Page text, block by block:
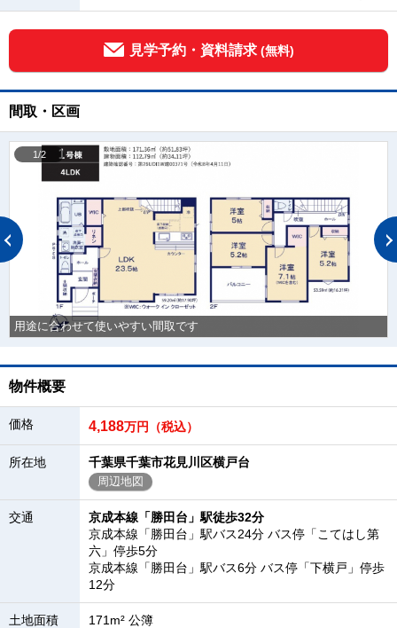
見学予約・資料請求 (無料)
間取・区画
用途に合わせて使いやすい間取です
1/2
物件概要
価格 4,188万円（税込）
所在地 千葉県千葉市花見川区横戸台
周辺地図
交通
京成本線「勝田台」駅徒歩32分
京成本線「勝田台」駅バス24分 バス停「こてはし第
六」停歩5分
京成本線「勝田台」駅バス6分 バス停「下横戸」停歩
12分
土地面積 171m² 公簿